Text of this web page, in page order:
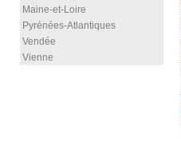
Maine-et-Loire
Pyrénées-Atlantiques
Vendée
Vienne